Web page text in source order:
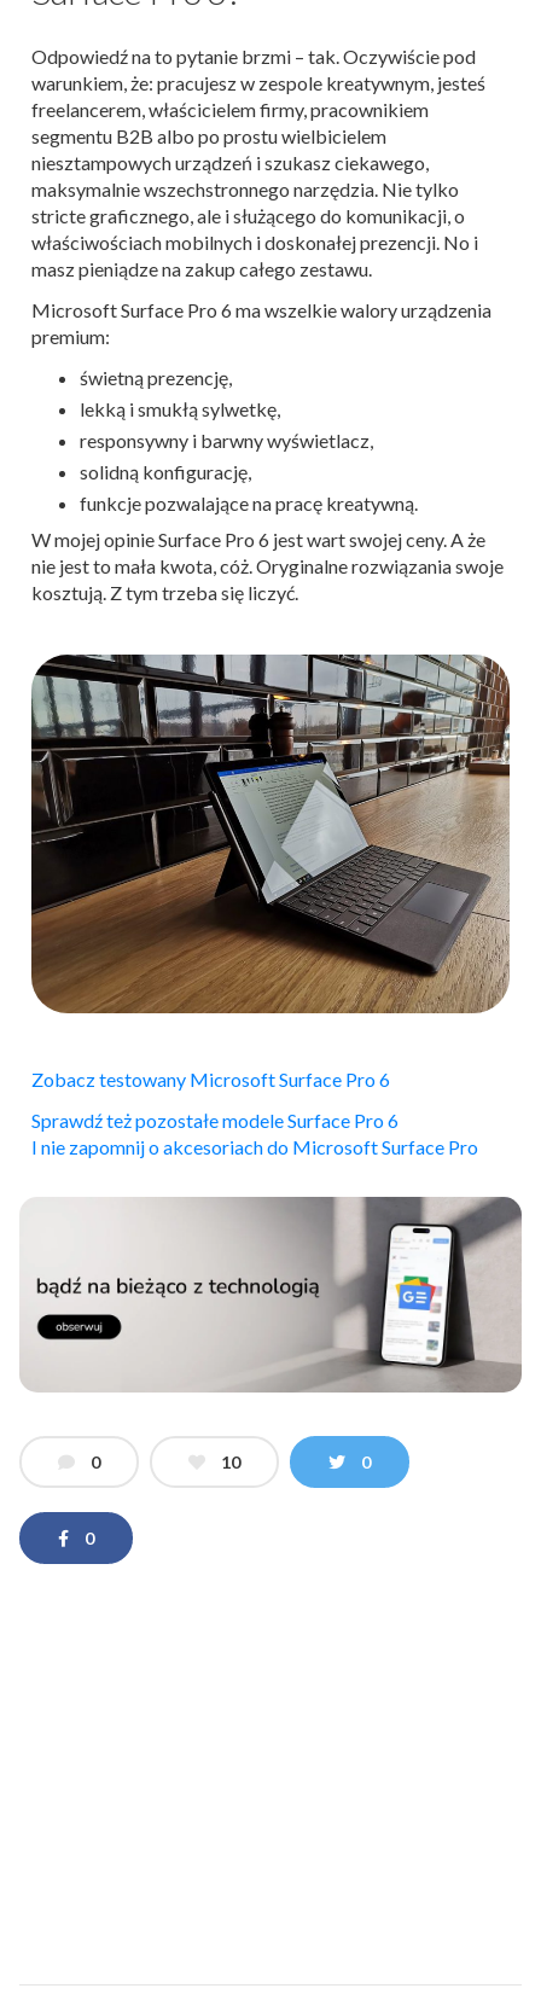
Odpowiedź na to pytanie brzmi – tak. Oczywiście pod
warunkiem, że: pracujesz w zespole kreatywnym, jesteś
freelancerem, właścicielem firmy, pracownikiem
segmentu B2B albo po prostu wielbicielem
niesztampowych urządzeń i szukasz ciekawego,
maksymalnie wszechstronnego narzędzia. Nie tylko
stricte graficznego, ale i służącego do komunikacji, o
właściwościach mobilnych i doskonałej prezencji. No i
masz pieniądze na zakup całego zestawu.
Microsoft Surface Pro 6 ma wszelkie walory urządzenia
premium:
świetną prezencję,
lekką i smukłą sylwetkę,
responsywny i barwny wyświetlacz,
solidną konfigurację,
funkcje pozwalające na pracę kreatywną.
W mojej opinie Surface Pro 6 jest wart swojej ceny. A że
nie jest to mała kwota, cóż. Oryginalne rozwiązania swoje
kosztują. Z tym trzeba się liczyć.
Zobacz testowany Microsoft Surface Pro 6
Sprawdź też pozostałe modele Surface Pro 6
I nie zapomnij o akcesoriach do Microsoft Surface Pro
0 10 0
0